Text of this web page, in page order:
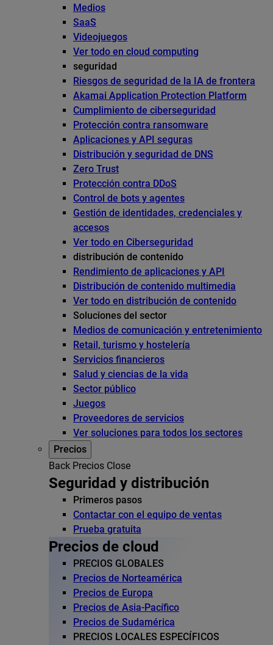
Medios
SaaS
Videojuegos
Ver todo en cloud computing
seguridad
Riesgos de seguridad de la IA de frontera
Akamai Application Protection Platform
Cumplimiento de ciberseguridad
Protección contra ransomware
Aplicaciones y API seguras
Distribución y seguridad de DNS
Zero Trust
Protección contra DDoS
Control de bots y agentes
Gestión de identidades, credenciales y
accesos
Ver todo en Ciberseguridad
distribución de contenido
Rendimiento de aplicaciones y API
Distribución de contenido multimedia
Ver todo en distribución de contenido
Soluciones del sector
Medios de comunicación y entretenimiento
Retail, turismo y hostelería
Servicios financieros
Salud y ciencias de la vida
Sector público
Juegos
Proveedores de servicios
Ver soluciones para todos los sectores
Precios
Back Precios Close
Seguridad y distribución
Primeros pasos
Contactar con el equipo de ventas
Prueba gratuita
Precios de cloud
PRECIOS GLOBALES
Precios de Norteamérica
Precios de Europa
Precios de Asia-Pacífico
Precios de Sudamérica
PRECIOS LOCALES ESPECÍFICOS